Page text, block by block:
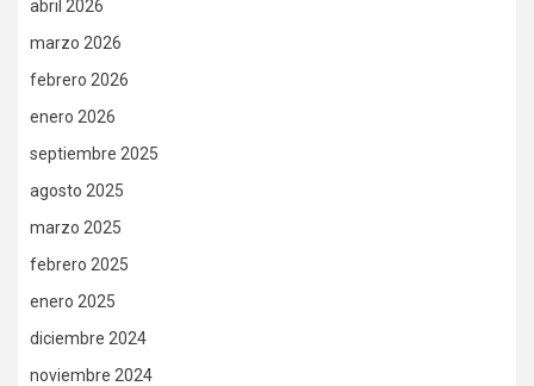
abril 2026
marzo 2026
febrero 2026
enero 2026
septiembre 2025
agosto 2025
marzo 2025
febrero 2025
enero 2025
diciembre 2024
noviembre 2024